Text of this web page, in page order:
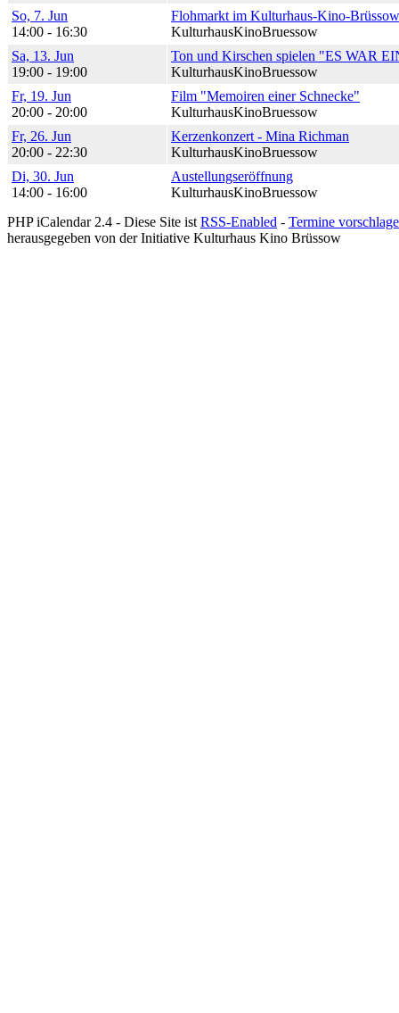
So, 7. Jun
14:00 - 16:30
Flohmarkt im Kulturhaus-Kino-Brüssow
KulturhausKinoBruessow
Sa, 13. Jun
19:00 - 19:00
Ton und Kirschen spielen "ES WAR
KulturhausKinoBruessow
Fr, 19. Jun
20:00 - 20:00
Film "Memoiren einer Schnecke"
KulturhausKinoBruessow
Fr, 26. Jun
20:00 - 22:30
Kerzenkonzert - Mina Richman
KulturhausKinoBruessow
Di, 30. Jun
14:00 - 16:00
Austellungseröffnung
KulturhausKinoBruessow
PHP iCalendar 2.4 - Diese Site ist RSS-Enabled - Termine
herausgegeben von der Initiative Kulturhaus Kino Brüssow